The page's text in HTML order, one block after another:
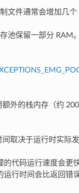
文件通常会增加几个
池保留一部分 RAM
外的栈内存（约
取决于运行时实际发
代码运行速度会更
行时间会比返回错